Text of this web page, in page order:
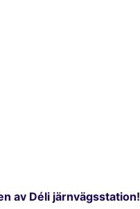
av Déli järnvägsstation!